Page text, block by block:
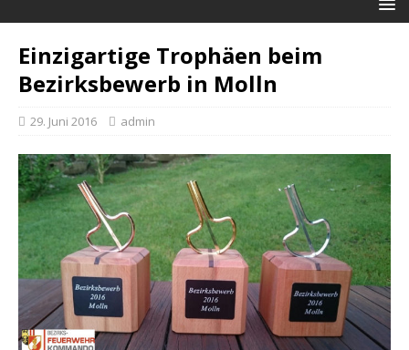
Einzigartige Trophäen beim
Bezirksbewerb in Molln
29. Juni 2016 admin